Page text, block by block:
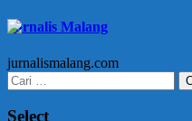
Jurnalis Malang
jurnalismalang.com
Cari
untuk:
Select